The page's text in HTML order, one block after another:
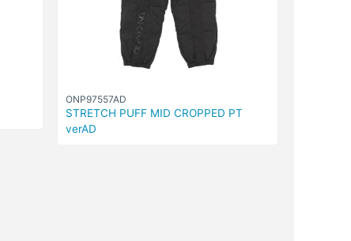
ONP97557AD
STRETCH PUFF MID CROPPED PT
verAD